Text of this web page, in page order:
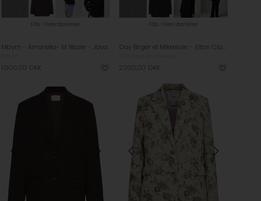
Fås i flere størrelser
Mbym - Amariella- M Blazer - Java
1.000,00 DKK
Fås i flere størrelser
Day Birger et Mikkelsen - Elton Classic Gab Blazer - Black
2.200,00 DKK